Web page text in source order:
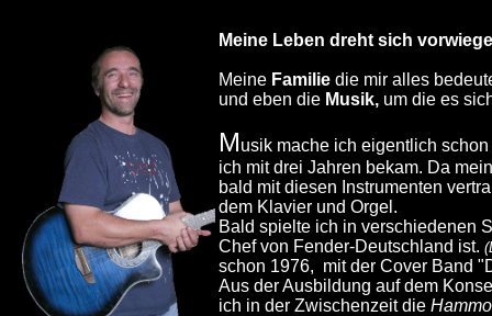
Meine Leben dreht sich
Meine Familie die mir alles
und eben die Musik, um die es
Musik mache ich eigentlich
ich mit drei Jahren bekam. Da
bald mit diesen Instrumenten
dem Klavier und Orgel.
Bald spielte ich in verschiedenen
Chef von Fender-Deutschland ist.
schon 1976, mit der Cover Band
Aus der Ausbildung auf dem
ich in der Zwischenzeit die